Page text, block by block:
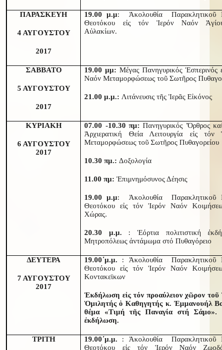
ΠΑΡΑΣΚΕΥΗ
4 ΑΥΓΟΥΣΤΟΥ
2017
19.00 μ.μ: Ἀκολουθία Παρακλητικοῦ
Θεοτόκου εἰς τόν Ἱερόν Ναόν
Αὐλακίων.
ΣΑΒΒΑΤΟ
5 ΑΥΓΟΥΣΤΟΥ
2017
19.00 μμ:Μέγας Πανηγυρικός Ἑσπερινός
Ναόν Μεταμορφώσεως τοῦ Σωτῆρος
21.00 μ.μ.: Λιτάνευσις τῆς Ἱερᾶς Εἰκόνος
ΚΥΡΙΑΚΗ
6 ΑΥΓΟΥΣΤΟΥ
2017
07.00 -10.30 πμ:Πανηγυρικός Ὄρθρος
Ἀρχιερατική Θεία Λειτουργία εἰς
Μεταμορφώσεως τοῦ Σωτῆρος Πυθαγορείου
10.30 πμ.: Δοξολογία
11.00 πμ:Ἐπιμνημόσυνος Δέησις
19.00 μ.μ: Ἀκολουθία Παρακλητικοῦ
Θεοτόκου εἰς τόν Ἱερόν Ναόν
Χώρας.
20.30 μ.μ. : Ἑόρτια πολιτιστική
Μητροπόλεως ἀντάμωμα στό Πυθαγόρειο
ΔΕΥΤΕΡΑ
7 ΑΥΓΟΥΣΤΟΥ
2017
19.00΄μ.μ. : Ἀκολουθία Παρακλητικοῦ
Θεοτόκου εἰς τόν Ἱερόν Ναόν
Κοντακεϊκων
Ἐκδήλωση εἰς τόν προαύλειον χῶρον
Ὁμιλητής ὁ Καθηγητής κ. Ἐμμανουήλ
θέμα «Τιμή τῆς Παναγία στή Σάμο».
ἐκδήλωση.
ΤΡΙΤΗ 19.00΄μ.μ. : Ἀκολουθία Παρακλητικοῦ
Θεοτόκου εἰς τόν Ἱερόν Ναόν